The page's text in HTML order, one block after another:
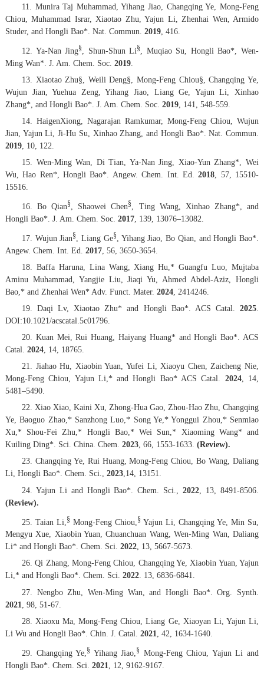
11. Munira Taj Muhammad, Yihang Jiao, Changqing Ye, Mong-Feng
Chiou, Muhammad Israr, Xiaotao Zhu, Yajun Li, Zhenhai Wen, Armido
Studer, and Hongli Bao*. Nat. Commun. 2019, 416.
12. Ya-Nan Jing§ , Shun-Shun Li§
, Muqiao Su, Hongli Bao*, Wen-
Ming Wan*. J. Am. Chem. Soc. 2019.
13. Xiaotao Zhu§, Weili Deng§, Mong-Feng Chiou§, Changqing Ye,
Wujun Jian, Yuehua Zeng, Yihang Jiao, Liang Ge, Yajun Li, Xinhao
Zhang*, and Hongli Bao*. J. Am. Chem. Soc. 2019, 141
, 548-559.
14. HaigenXiong, Nagarajan Ramkumar, Mong-Feng Chiou, Wujun
Jian, Yajun Li, Ji-Hu Su, Xinhao Zhang, and Hongli Bao*. Nat. Commun.
2019, 10, 122.
15. Wen-Ming Wan, Di Tian, Ya-Nan Jing, Xiao-Yun Zhang*, Wei
Wu, Hao Ren*, Hongli Bao*. Angew. Chem. Int. Ed. 2018 57, 15510-
15516.
16. Bo Qian§ , Shaowei Chen§
, Ting Wang, Xinhao Zhang*, and
Hongli Bao*. J. Am. Chem. Soc. 2017, 139, 13076–13082.
17. Wujun Jian§ , Liang Ge§
, Yihang Jiao, Bo Qian, and Hongli Bao*.
Angew. Chem. Int. Ed. 2017, 56, 3650-3654.
18. Baffa Haruna, Lina Wang, Xiang Hu,* Guangfu Luo, Mujtaba
Aminu Muhammad, Yangjie Liu, Jiaqi Yu, Ahmed Abdel-Aziz, Hongli
Bao,* and Zhenhai Wen*Adv. Funct. Mater. 2024, 2414246.
19. Daqi Lv, Xiaotao Zhu* and Hongli Bao*. ACS Catal. 2025
DOI:10.1021/acscatal.5c01796.
20. Kuan Mei, Rui Huang, Haiyang Huang* and Hongli Bao*. ACS
Catal.
2024, 14, 18765.
21. Jiahao Hu, Xiaobin Yuan, Yufei Li, Xiaoyu Chen, Zaicheng Nie,
Mong-Feng Chiou, Yajun Li,* and Hongli Bao*ACS Catal. 2024, 14,
5481–5490.
22. Xiao Xiao, Kaini Xu, Zhong-Hua Gao, Zhou-Hao Zhu, Changqing
Ye, Baoguo Zhao,* Sanzhong Luo,* Song Ye,* Yonggui Zhou,* Senmiao
Xu,* Shou-Fei Zhu,* Hongli Bao,* Wei Sun,* Xiaoming Wang* and
Kuiling Ding*. Sci. China. Chem. 2023, 66, 1553-1633. (Review).
23. Changqing Ye, Rui Huang, Mong-Feng Chiou, Bo Wang, Daliang
Li, Hongli Bao*. Chem. Sci., 2023,14, 13151.
24. Yajun Li and Hongli Bao*.Chem. Sci. ,2022 13 , 8491-8506.
(Review).
25. Taian Li, § Mong-Feng Chiou, § Yajun Li, Changqing Ye, Min Su,
Mengyu Xue, Xiaobin Yuan, Chuanchuan Wang, Wen-Ming Wan, Daliang
Li* and Hongli Bao*. Chem. Sci. 2022, 13, 5667-5673.
26. Qi Zhang, Mong-Feng Chiou, Changqing Ye, Xiaobin Yuan, Yajun
Li,* and Hongli Bao*. Chem. Sci. 2022. 13, 6836-6841.
27. Nengbo Zhu, Wen-Ming Wan, and Hongli Bao*.Org. Synth
2021
98, 51-67.
28. Xiaoxu Ma, Mong-Feng Chiou, Liang Ge, Xiaoyan Li, Yajun Li,
Li Wu and Hongli Bao*. Chin. J. Catal. 2021 , 42, 1634-1640.
29. Changqing Ye, § Yihang Jiao, §
Mong-Feng Chiou, Yajun Li and
Hongli Bao*. Chem. Sci. 2021 12 , 9162-9167.